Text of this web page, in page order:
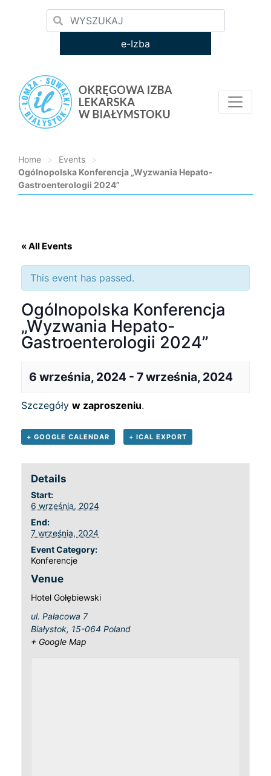
e-Izba
Home > Events
>
Ogólnopolska Konferencja „Wyzwania Hepato-
Gastroenterologii 2024”
« All Events
This event has passed.
Ogólnopolska Konferencja
„Wyzwania Hepato-
Gastroenterologii 2024”
6 września, 2024 - 7 września, 2024
Szczegóły w zaproszeniu.
+ GOOGLE CALENDAR + ICAL EXPORT
Details
Start:
6 września, 2024
End:
7 września, 2024
Event Category:
Konferencje
Venue
Hotel Gołębiewski
ul. Pałacowa 7
Białystok, 15-064 Poland
+ Google Map